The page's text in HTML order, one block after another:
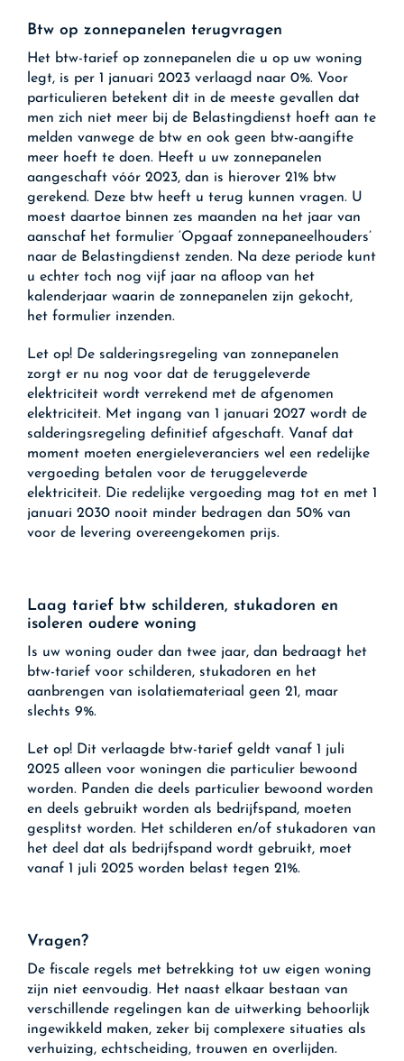
Btw op zonnepanelen terugvragen
Het btw-tarief op zonnepanelen die u op uw woning
legt, is per 1 januari 2023 verlaagd naar 0%. Voor
particulieren betekent dit in de meeste gevallen dat
men zich niet meer bij de Belastingdienst hoeft aan te
melden vanwege de btw en ook geen btw-aangifte
meer hoeft te doen. Heeft u uw zonnepanelen
aangeschaft vóór 2023, dan is hierover 21% btw
gerekend. Deze btw heeft u terug kunnen vragen. U
moest daartoe binnen zes maanden na het jaar van
aanschaf het formulier ‘Opgaaf zonnepaneelhouders’
naar de Belastingdienst zenden. Na deze periode kunt
u echter toch nog vijf jaar na afloop van het
kalenderjaar waarin de zonnepanelen zijn gekocht,
het formulier inzenden.
Let op! De salderingsregeling van zonnepanelen
zorgt er nu nog voor dat de teruggeleverde
elektriciteit wordt verrekend met de afgenomen
elektriciteit. Met ingang van 1 januari 2027 wordt de
salderingsregeling definitief afgeschaft. Vanaf dat
moment moeten energieleveranciers wel een redelijke
vergoeding betalen voor de teruggeleverde
elektriciteit. Die redelijke vergoeding mag tot en met 1
januari 2030 nooit minder bedragen dan 50% van
voor de levering overeengekomen prijs.
Laag tarief btw schilderen, stukadoren en
isoleren oudere woning
Is uw woning ouder dan twee jaar, dan bedraagt het
btw-tarief voor schilderen, stukadoren en het
aanbrengen van isolatiemateriaal geen 21, maar
slechts 9%.
Let op! Dit verlaagde btw-tarief geldt vanaf 1 juli
2025 alleen voor woningen die particulier bewoond
worden. Panden die deels particulier bewoond worden
en deels gebruikt worden als bedrijfspand, moeten
gesplitst worden. Het schilderen en/of stukadoren van
het deel dat als bedrijfspand wordt gebruikt, moet
vanaf 1 juli 2025 worden belast tegen 21%.
Vragen?
De fiscale regels met betrekking tot uw eigen woning
zijn niet eenvoudig. Het naast elkaar bestaan van
verschillende regelingen kan de uitwerking behoorlijk
ingewikkeld maken, zeker bij complexere situaties als
verhuizing, echtscheiding, trouwen en overlijden.